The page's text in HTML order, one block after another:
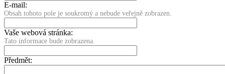
E-mail:
Obsah tohoto pole je soukromý a nebude veřejně zobrazen.
Vaše webová stránka:
Tato informace bude zobrazena.
Předmět: